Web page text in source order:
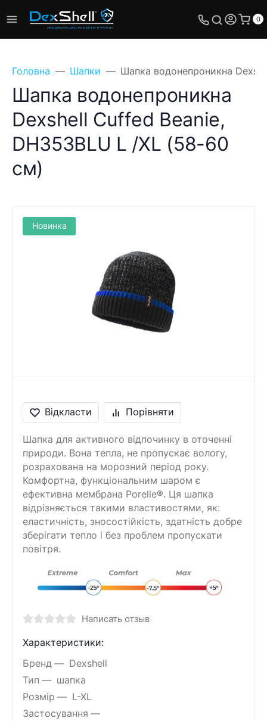
0
Головна Шапки Шапка водонепроникна
Шапка водонепроникна
Dexshell Cuffed Beanie,
DH353BLU L /XL (58-60
см)
Новинка
Відкласти Порівняти
Шапка для активного відпочинку в оточенні
природи. Вона тепла, не пропускає вологу,
розрахована на морозний період року.
Комфортна, функціональним шаром є
ефективна мембрана Porelle®. Ця шапка
відрізняється такими властивостями, як:
еластичність, зносостійкість, здатність добре
зберігати тепло і без проблем пропускати
повітря.
Написать отзыв
Характеристики:
Бренд
Dexshell
Тип
шапка
Розмір
L-XL
Застосування
Поставте своє
питання, ми
обов'язково відповімо!
Телефон